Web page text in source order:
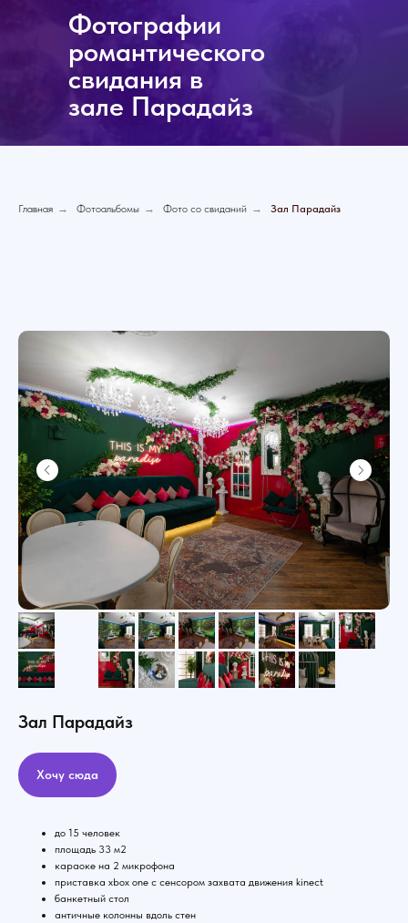
Фотографии
романтического
свидания в
зале Парадайз
Главная → Фотоальбомы → Фото со свиданий → Зал Парадайз
Зал Парадайз
Хочу сюда
до 15 человек
площадь 33 м2
караоке на 2 микрофона
приставка xbox one с сенсором захвата движения kinect
банкетный стол
античные колонны вдоль стен